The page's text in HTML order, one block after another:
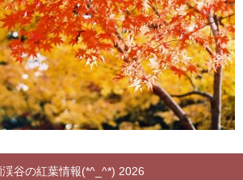
渓谷の紅葉情報(*^_^*) 2026